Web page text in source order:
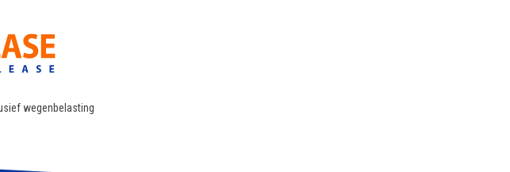
wegenbelasting